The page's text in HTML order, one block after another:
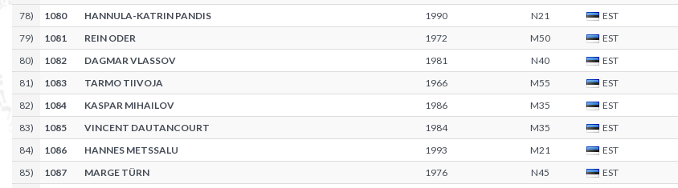
78) 1080 HANNULA-KATRIN PANDIS 1990 N21 EST
79) 1081 REIN ODER 1972 M50 EST
80) 1082 DAGMAR VLASSOV 1981 N40 EST
81) 1083 TARMO TIIVOJA 1966 M55 EST
82) 1084 KASPAR MIHAILOV 1986 M35 EST
83) 1085 VINCENT DAUTANCOURT 1984 M35 EST
84) 1086 HANNES METSSALU 1993 M21 EST
85) 1087 MARGE TÜRN 1976 N45 EST